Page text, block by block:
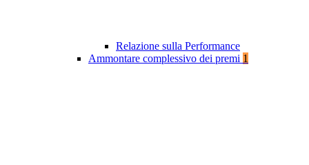
Relazione sulla Performance
Ammontare complessivo dei premi 1